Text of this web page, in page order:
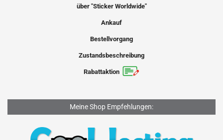
über "Sticker Worldwide"
Ankauf
Bestellvorgang
Zustandsbeschreibung
Rabattaktion
Meine Shop Empfehlungen: